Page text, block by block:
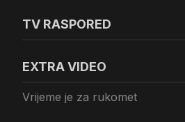
TV RASPORED
EXTRA VIDEO
Vrijeme je za rukomet